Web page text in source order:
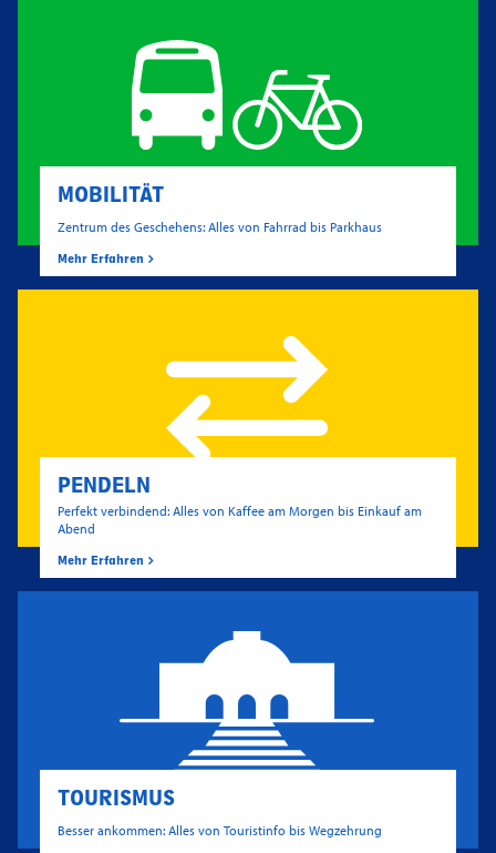
MOBILITÄT
Zentrum des Geschehens: Alles von Fahrrad bis Parkhaus
Mehr Erfahren
PENDELN
Perfekt verbindend: Alles von Kaffee am Morgen bis Einkauf am
Abend
Mehr Erfahren
TOURISMUS
Besser ankommen: Alles von Touristinfo bis Wegzehrung